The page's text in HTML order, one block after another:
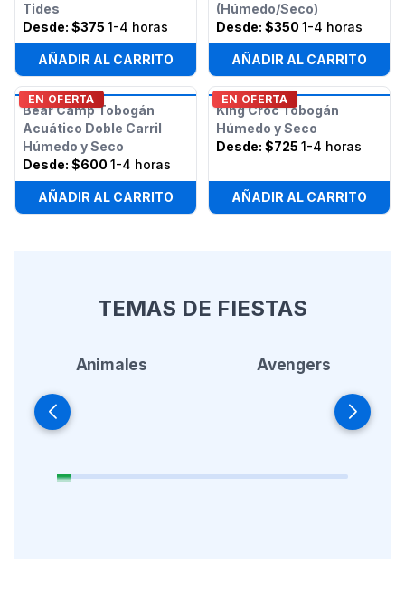
Tides
Desde: $375 1-4 horas
AÑADIR AL CARRITO
(Húmedo/Seco)
Desde: $350 1-4 horas
AÑADIR AL CARRITO
EN OFERTA
Bear Camp Tobogán
Acuático Doble Carril
Húmedo y Seco
Desde: $600 1-4 horas
AÑADIR AL CARRITO
EN OFERTA
King Croc Tobogán
Húmedo y Seco
Desde: $725 1-4 horas
AÑADIR AL CARRITO
TEMAS DE FIESTAS
Animales Avengers